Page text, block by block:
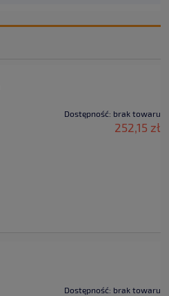
Dostępność: brak towaru
252,15 zł
Dostępność: brak towaru